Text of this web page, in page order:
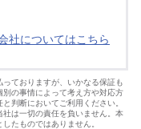
社についてはこちら
ておりますが、いかなる保証も
の事情によって考え方や対応方
判断においてご利用ください。
は一切の責任を負いません。本
たものではありません。